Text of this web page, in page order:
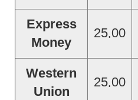
Express
Money
25.00
Western
Union
25.00